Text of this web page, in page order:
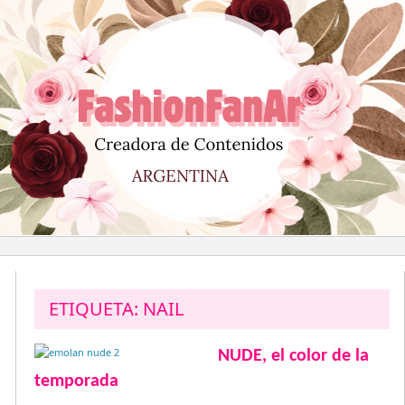
al
contenido
ETIQUETA: NAIL
NUDE, el color de la
temporada